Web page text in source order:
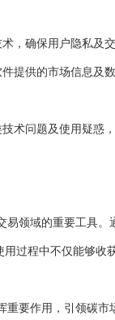
，确保用户隐私及交
提供的市场信息及
术问题及使用疑惑
领域的重要工具
过程中不仅能够收
要作用，引领碳